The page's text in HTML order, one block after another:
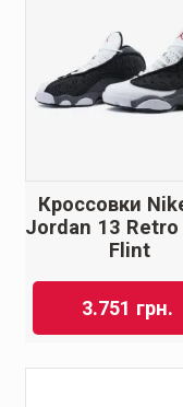
Кроссовки
Jordan 13 Retro
Flint
3.751 грн.